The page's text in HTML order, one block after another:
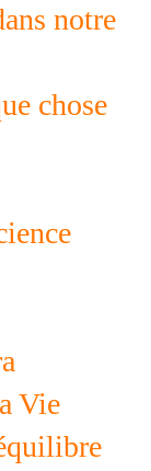
notre
chose
Vie